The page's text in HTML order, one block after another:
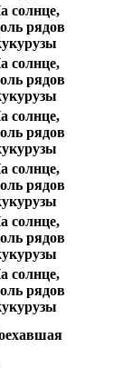
солнце,
рядов
солнце,
рядов
солнце,
рядов
солнце,
рядов
солнце,
рядов
солнце,
рядов